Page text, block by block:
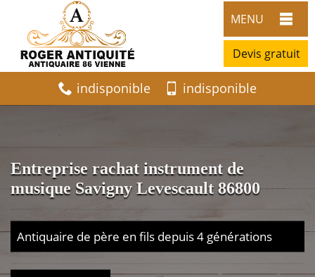
MENU
Devis gratuit
indisponible indisponible
Entreprise rachat instrument de
musique Savigny Levescault 86800
Antiquaire de père en fils depuis 4 générations